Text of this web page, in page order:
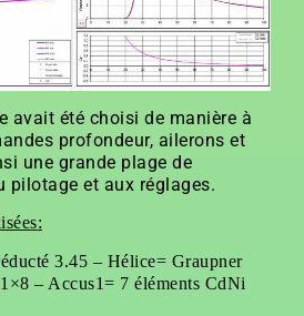
avait été choisi de manière à
profondeur, ailerons et
une grande plage de
pilotage et aux réglages.
s:
3.45 – Hélice= Graupner
– Accus1= 7 éléments CdNi